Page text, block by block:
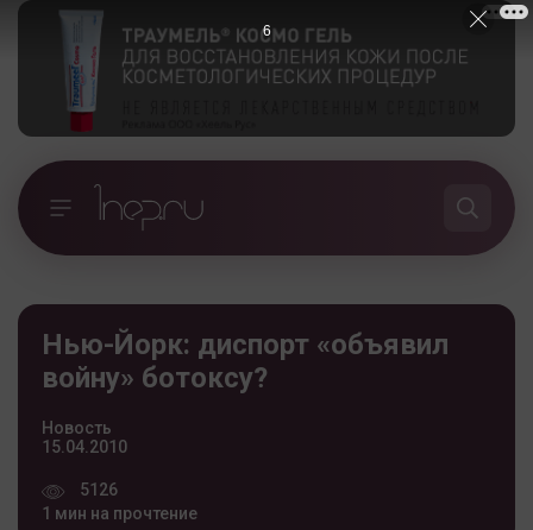
Нью-Йорк: диспорт «объявил
войну» ботоксу?
Новость
15.04.2010
5126
1 мин на прочтение
5